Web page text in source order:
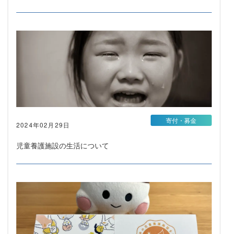
2024年02月29日
児童養護施設の生活について
寄付・募金